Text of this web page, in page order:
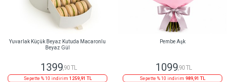
Yuvarlak Küçük Beyaz Kutuda Macaronlu
Beyaz Gül
1399,90 TL
Sepette % 10 indirim 1259,91 TL
Pembe Aşk
1099,90 TL
Sepette % 10 indirim 989,91 TL